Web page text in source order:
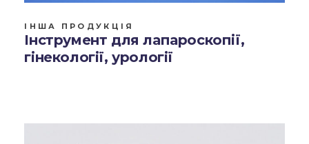
ІНША ПРОДУКЦІЯ
Інструмент для лапароскопії,
гінекології, урології